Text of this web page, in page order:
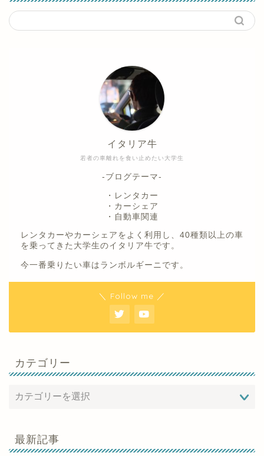
若者の車離れを食い止めたい大学生
イタリア牛
-ブログテーマ-
・レンタカー
・カーシェア
・自動車関連
レンタカーやカーシェアをよく利用し、40種類以上の車
を乗ってきた大学生のイタリア牛です。
今一番乗りたい車はランボルギーニです。
＼ Follow me ／
カテゴリー
最新記事